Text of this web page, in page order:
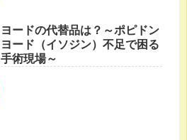
ヨードの代替品は？～ポピドン
ヨード（イソジン）不足で困る
手術現場～